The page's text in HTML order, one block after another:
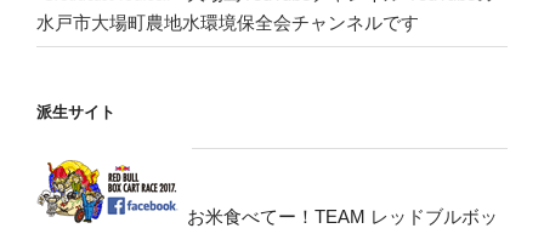
水戸市大場町農地水環境保全会チャンネルです
派生サイト
お米食べてー！TEAM レッドブルボッ